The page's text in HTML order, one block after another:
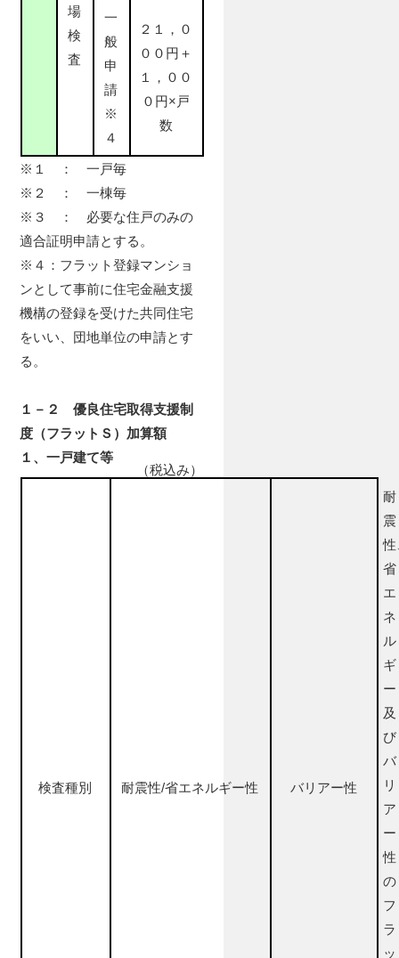
場
検
査
一
般
申
請
※
４
２１，０
００円＋
１，００
０円×戸
数
※１ ： 一戸毎
※２ ： 一棟毎
※３ ： 必要な住戸のみの
適合証明申請とする。
※４：フラット登録マンショ
ンとして事前に住宅金融支援
機構の登録を受けた共同住宅
をいい、団地単位の申請とす
る。
１－２ 優良住宅取得支援制
度（フラットＳ）加算額
１、一戸建て等
（税込み）
検査種別 耐震性/省エネルギー性 バリアー性
耐
震
省
エ
ネ
ル
ギ
ー
及
び
バ
リ
ア
ー
性
の
フ
ラ
ッ